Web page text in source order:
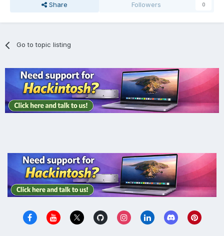
Share Followers 0
Go to topic listing